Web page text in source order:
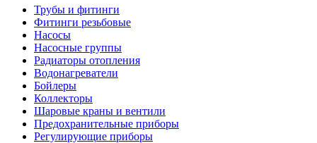
Трубы и фитинги
Фитинги резьбовые
Насосы
Насосные группы
Радиаторы отопления
Водонагреватели
Бойлеры
Коллекторы
Шаровые краны и вентили
Предохранительные приборы
Регулирующие приборы